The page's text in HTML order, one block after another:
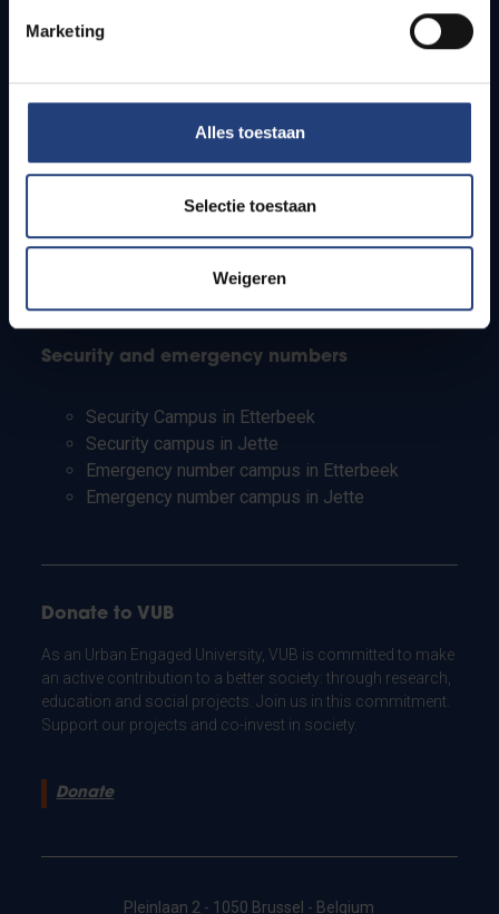
Marketing
Alles toestaan
Selectie toestaan
Weigeren
Students
PhD students
Teachers and secondary schools
Working students
Security and emergency numbers
Security Campus in Etterbeek
Security campus in Jette
Emergency number campus in Etterbeek
Emergency number campus in Jette
Donate to VUB
As an Urban Engaged University, VUB is committed to make
an active contribution to a better society: through research,
education and social projects. Join us in this commitment.
Support our projects and co-invest in society.
Donate
Pleinlaan 2 - 1050 Brussel - Belgium